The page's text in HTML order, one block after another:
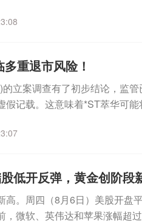
重退市风险！
立案调查有了初步结论，监
假记载。这意味着*ST萃华可
低开反弹，黄金创阶段
高。周四（8月6日）美股开盘
，微软、英伟达和苹果涨幅超